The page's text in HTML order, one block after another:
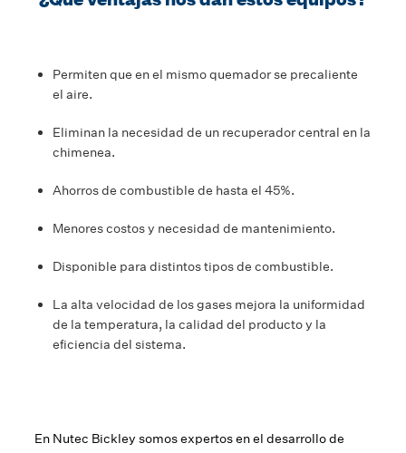
Permiten que en el mismo quemador se precaliente
el aire.
Eliminan la necesidad de un recuperador central en la
chimenea.
Ahorros de combustible de hasta el 45%.
Menores costos y necesidad de mantenimiento.
Disponible para distintos tipos de combustible.
La alta velocidad de los gases mejora la uniformidad
de la temperatura, la calidad del producto y la
eficiencia del sistema.
En Nutec Bickley somos expertos en el desarrollo de